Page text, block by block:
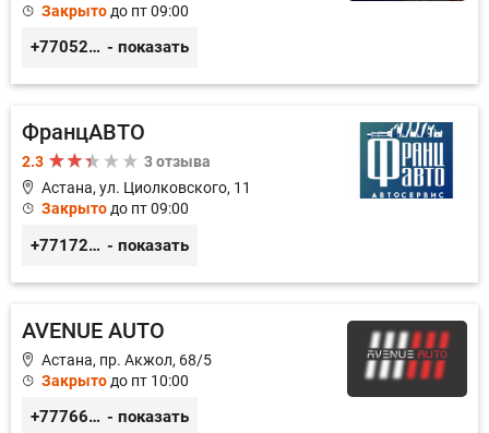
Закрыто до пт 09:00
+77052327760 - показать
ФранцАВТО
2.3
3 отзыва
Астана, ул. Циолковского, 11
Закрыто до пт 09:00
+77172541601 - показать
AVENUE AUTO
Астана, пр. Акжол, 68/5
Закрыто до пт 10:00
+77766857788 - показать